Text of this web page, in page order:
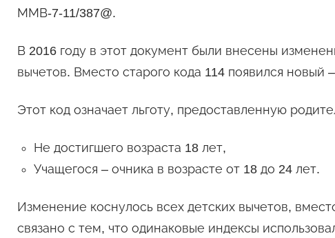
ММВ-7-11/387@.
В 2016 году в этот документ были внесены
вычетов. Вместо старого кода 114 появился новый
Этот код означает льготу, предоставленную
Не достигшего возраста 18 лет,
Учащегося – очника в возрасте от 18 до 24 лет.
Изменение коснулось всех детских вычетов,
связано с тем, что одинаковые индексы